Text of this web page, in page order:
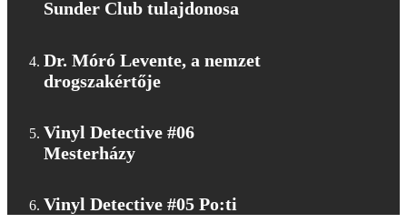
Sunder Club tulajdonosa
Dr. Móró Levente, a nemzet
drogszakértője
Vinyl Detective #06
Mesterházy
Vinyl Detective #05 Po:ti